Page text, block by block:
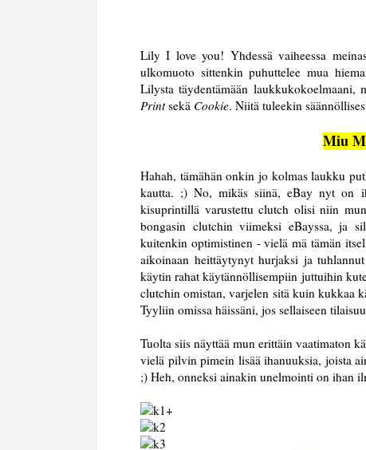
Lily I love you! Yhdessä vaiheessa
ulkomuoto sittenkin puhuttelee mua
Lilysta täydentämään laukkukokoelmaani,
Printsekä Cookie. Niitä tuleekin
Miu
Hahah, tämähän onkin jo kolmas laukku
kautta. ;) No, mikäs siinä, eBay nyt on
kisuprintillä varustettu clutch olisi niin
bongasin clutchin viimeksi eBayssa, ja
kuitenkin optimistinen - vielä mä tämän
aikoinaan heittäytynyt hurjaksi ja
käytin rahat käytännöllisempiin juttuihin
clutchin omistan, varjelen sitä kuin kukkaa
Tyyliin omissa häissäni, jos sellaiseen
Tuolta siis näyttää mun erittäin vaatimaton
vielä pilvin pimein lisää ihanuuksia, joista
;) Heh, onneksi ainakin unelmointi on ihan